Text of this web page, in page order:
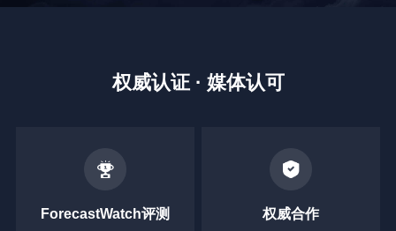
权威认证 · 媒体认可
ForecastWatch评测 权威合作